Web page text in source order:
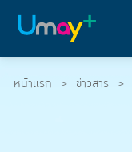
หน้าแรก ข่าวสาร